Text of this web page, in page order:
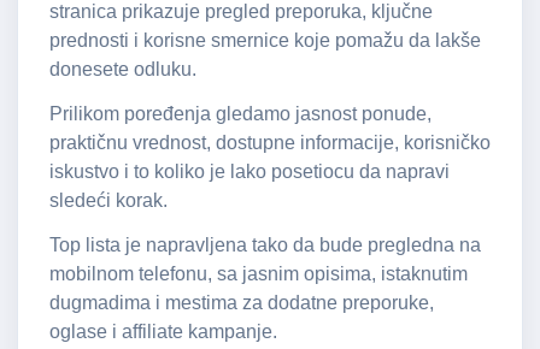
stranica prikazuje pregled preporuka, ključne
prednosti i korisne smernice koje pomažu da lakše
donesete odluku.
Prilikom poređenja gledamo jasnost ponude,
praktičnu vrednost, dostupne informacije, korisničko
iskustvo i to koliko je lako posetiocu da napravi
sledeći korak.
Top lista je napravljena tako da bude pregledna na
mobilnom telefonu, sa jasnim opisima, istaknutim
dugmadima i mestima za dodatne preporuke,
oglase i affiliate kampanje.